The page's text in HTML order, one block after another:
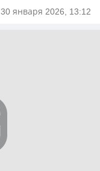
30 января 2026, 13:12